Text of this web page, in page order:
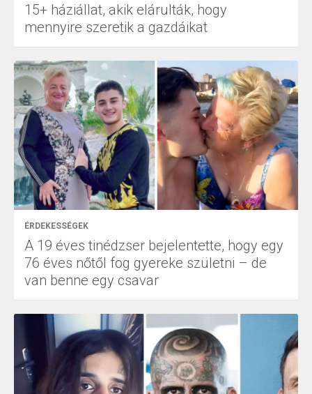
15+ háziállat, akik elárulták, hogy
mennyire szeretik a gazdáikat
ÉRDEKESSÉGEK
A 19 éves tinédzser bejelentette, hogy egy
76 éves nőtől fog gyereke születni – de
van benne egy csavar